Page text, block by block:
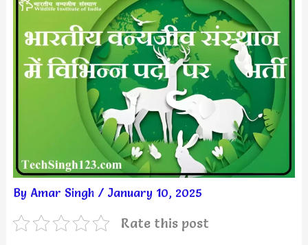
By Amar Singh / January 10, 2025
Rate this post